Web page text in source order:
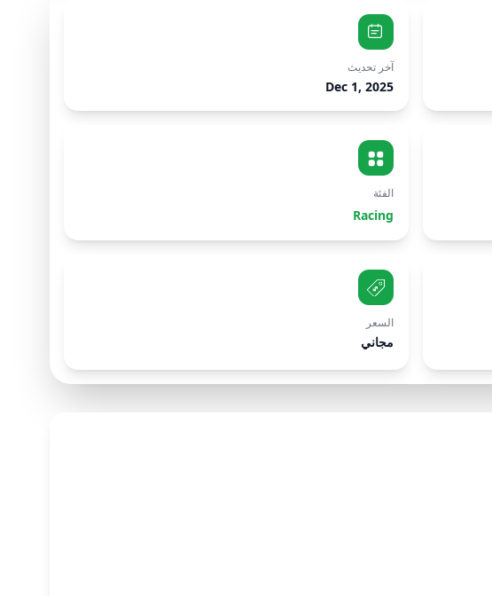
آخر تحديث
Dec 1, 2025
الفئة
Racing
السعر
مجاني